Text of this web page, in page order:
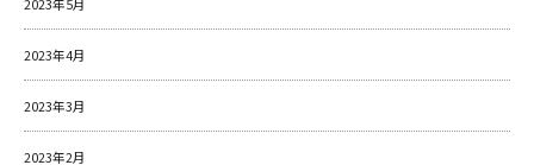
2023年4月
2023年3月
2023年2月